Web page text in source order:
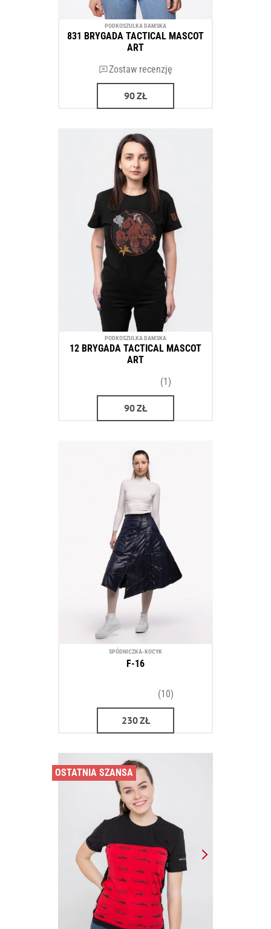
PODKOSZULKA DAMSKA
831 BRYGADA TACTICAL MASCOT
ART
Zostaw recenzję
90ZŁ
PODKOSZULKA DAMSKA
12 BRYGADA TACTICAL MASCOT
ART
(1)
90ZŁ
SPÓDNICZKA-KOCYK
F-16
(10)
230ZŁ
OSTATNIA SZANSA